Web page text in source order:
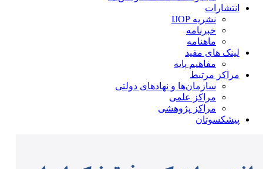
انتشارات
نشریه IJOP
خبرنامه
ماهنامه
لینک های مفید
مفاهیم پایه
مراکز مرتبط
سازمان‌ها و نهادهای دولتی
مراکز علمی
مراکز پژوهشی
پیشکسوتان